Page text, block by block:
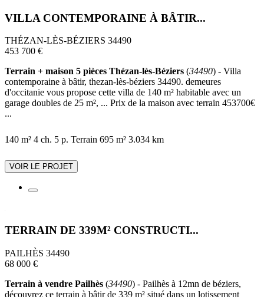
VILLA CONTEMPORAINE À BÂTIR...
THÉZAN-LÈS-BÉZIERS 34490
453 700 €
Terrain + maison 5 pièces Thézan-lès-Béziers (34490) - Villa
contemporaine à bâtir, thezan-lès-béziers 34490. demeures
d'occitanie vous propose cette villa de 140 m² habitable avec un
garage doubles de 25 m², ... Prix de la maison avec terrain 453700€
...
140 m² 4 ch. 5 p. Terrain 695 m² 3.034 km
VOIR LE PROJET
TERRAIN DE 339M² CONSTRUCTI...
PAILHÈS 34490
68 000 €
Terrain à vendre Pailhès (34490) - Pailhès à 12mn de béziers,
découvrez ce terrain à bâtir de 339 m² situé dans un lotissement